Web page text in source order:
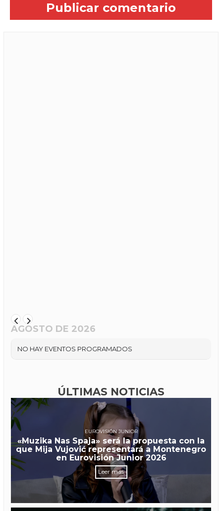
AGOSTO DE 2026
NO HAY EVENTOS PROGRAMADOS
ÚLTIMAS NOTICIAS
EUROVISIÓN JUNIOR
«Muzika Nas Spaja» será la propuesta con la
que Mija Vujović representará a Montenegro
en Eurovisión Junior 2026
Leer más